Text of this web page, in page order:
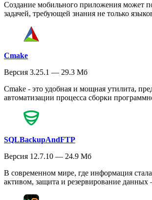
Создание мобильного приложения может
задачей, требующей знания не только
Cmake
Версия 3.25.1 — 29.3 Мб
Cmake - это удобная и мощная утилита,
автоматизации процесса сборки
SQLBackupAndFTP
Версия 12.7.10 — 24.9 Мб
В современном мире, где информация
активом, защита и резервирование данных